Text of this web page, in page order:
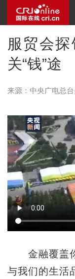
服贸会
关“钱”途
来源： 中央广电总
金融覆盖你
与我们的生活